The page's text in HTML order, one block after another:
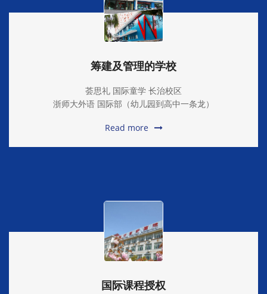
筹建及管理的学校
荟思礼 国际童学 长治校区
浙师大外语 国际部（幼儿园到高中一条龙）
Read more
国际课程授权